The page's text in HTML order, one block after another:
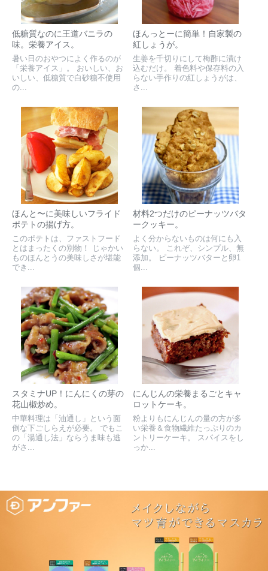
低糖質なのに王道バニラの
味。栄養アイス。
暑い日のおやつによく作るのが
「栄養アイス」。 おいしい、お
いしい、低糖質で白砂糖不使用
の...
ほんっとーに簡単！自家製の
紅しょうが。
生姜を千切りにして梅酢に漬け
込むだけ。 着色料や保存料の入
らない手作りの紅しょうがは、
さ...
ほんと〜に美味しいフライド
ポテトの揚げ方。
このポテトは、ファストフード
とはまったくの別物！ じゃかい
ものほんとうの美味しさが堪能
でき...
材料2つだけのピーナッツバタ
ークッキー。
よく分からないものは何にも入
らない。 これぞ、シンプル、無
添加。 ピーナッツバターと卵1
個...
スタミナUP！にんにくの芽の
花山椒炒め。
中華料理は「油通し」という面
倒な下ごしらえが必要。 でもこ
の「湯通し法」ならうま味も逃
がさ...
にんじんの栄養まるごとキャ
ロットケーキ。
粉よりもにんじんの量の方が多
い栄養＆食物繊維たっぷりのカ
ントリーケーキ。 スパイスをし
っか...